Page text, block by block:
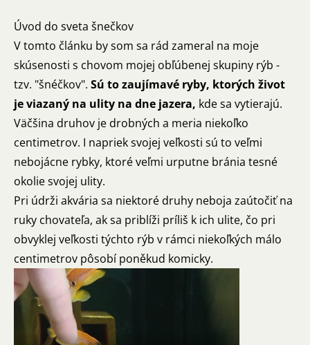
Úvod do sveta šnečkov
V tomto článku by som sa rád zameral na moje
skúsenosti s chovom mojej obľúbenej skupiny rýb -
tzv. "šnéčkov". Sú to zaujímavé ryby, ktorých život
je viazaný na ulity na dne jazera, kde sa vytierajú.
Väčšina druhov je drobných a meria niekoľko
centimetrov. I napriek svojej veľkosti sú to veľmi
nebojácne rybky, ktoré veľmi urputne bránia tesné
okolie svojej ulity.
Pri údrži akvária sa niektoré druhy neboja zaútočiť na
ruky chovateľa, ak sa priblíži príliš k ich ulite, čo pri
obvyklej veľkosti týchto rýb v rámci niekoľkých málo
centimetrov pôsobí poněkud komicky.